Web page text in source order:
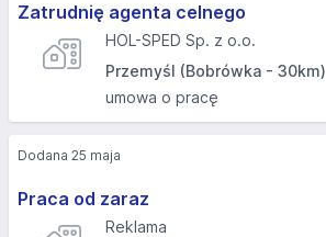
Zatrudnię agenta celnego
HOL-SPED Sp. z o.o.
Przemyśl (Bobrówka - 30km)
umowa o pracę
Praca od zaraz
Reklama
Dodana 25 maja